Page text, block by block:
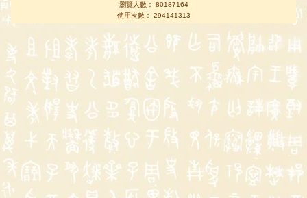
瀏覽人數： 80187164
使用次數： 294141313